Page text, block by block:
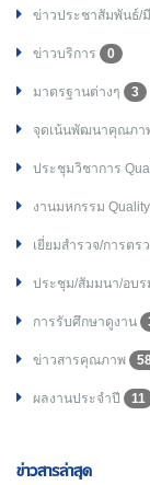
ข่าวประชาสัมพันธ์/
ข่าวบริการ 0
มาตรฐานต่างๆ 3
จุดเน้นพัฒนาคุณภา
ประชุมวิชาการ
งานมหกรรม
เยี่ยมสำรวจ/การตร
ประชุม/สัมมนา/อบร
การรับศึกษาดูงาน
ข่าวสารคุณภาพ
ผลงานประจำปี 11
ข่าวสารล่าสุด